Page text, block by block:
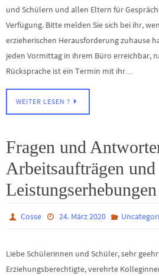
und Schülern und allen Eltern für
Verfügung. Bitte melden Sie sich bei ihr,
erzieherischen Herausforderung zuhause
jeden Vormittag in ihrem Büro erreichbar,
Rücksprache ist ein Termin mit ihr…
WEITER LESEN ?
Fragen und
Arbeitsaufträgen und
Leistungserhebungen
Cosse 24. März 2020
Liebe Schülerinnen und Schüler, sehr
Erziehungsberechtigte, verehrte